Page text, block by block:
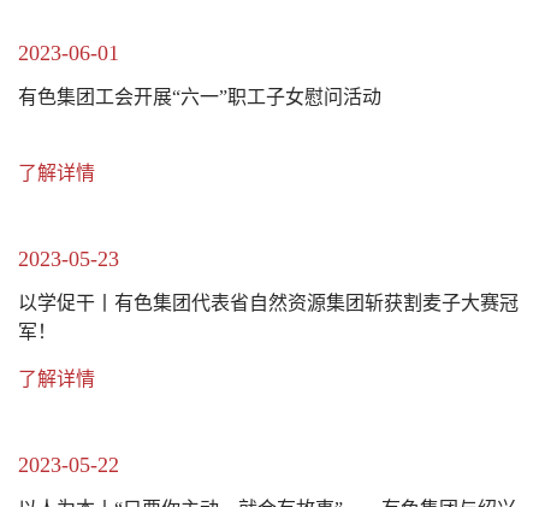
2023-06-01
有色集团工会开展“六一”职工子女慰问活动
了解详情
2023-05-23
以学促干丨有色集团代表省自然资源集团斩获割麦子大赛冠
军！
了解详情
2023-05-22